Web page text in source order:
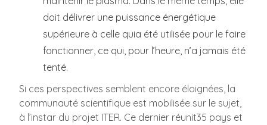
doit délivrer une puissance énergétique
supérieure à celle quia été utilisée pour le faire
fonctionner, ce qui, pour l’heure, n’a jamais été
tenté.
Si ces perspectives semblent encore éloignées, la
communauté scientifique est mobilisée sur le sujet,
à l’instar du projet ITER. Ce dernier réunit35 pays et